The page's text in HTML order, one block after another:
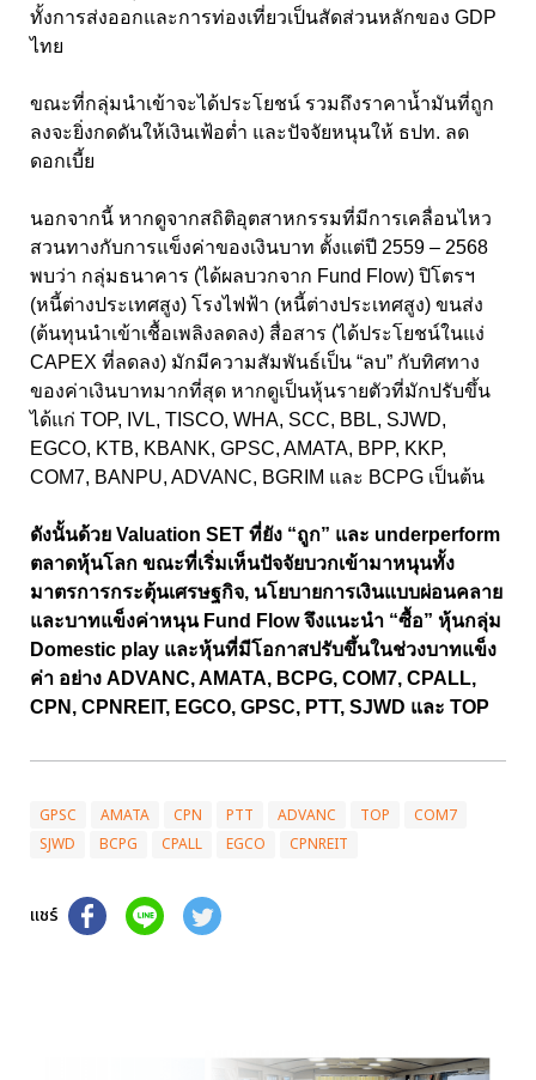
ทั้งการส่งออกและการท่องเที่ยวเป็นสัดส่วนหลักของ GDP
ไทย
ขณะที่กลุ่มนำเข้าจะได้ประโยชน์ รวมถึงราคาน้ำมันที่ถูก
ลงจะยิ่งกดดันให้เงินเฟ้อตํ่า และปัจจัยหนุนให้ ธปท. ลด
ดอกเบี้ย
นอกจากนี้ หากดูจากสถิติอุตสาหกรรมที่มีการเคลื่อนไหว
สวนทางกับการแข็งค่าของเงินบาท ตั้งแต่ปี 2559 – 2568
พบว่า กลุ่มธนาคาร (ได้ผลบวกจาก Fund Flow) ปิโตรฯ
(หนี้ต่างประเทศสูง) โรงไฟฟ้า (หนี้ต่างประเทศสูง) ขนส่ง
(ต้นทุนนำเข้าเชื้อเพลิงลดลง) สื่อสาร (ได้ประโยชน์ในแง่
CAPEX ที่ลดลง) มักมีความสัมพันธ์เป็น “ลบ” กับทิศทาง
ของค่าเงินบาทมากที่สุด หากดูเป็นหุ้นรายตัวที่มักปรับขึ้น
ได้แก่ TOP, IVL, TISCO, WHA, SCC, BBL, SJWD,
EGCO, KTB, KBANK, GPSC, AMATA, BPP, KKP,
COM7, BANPU, ADVANC, BGRIM และ BCPG เป็นต้น
ดังนั้นด้วย Valuation SET ที่ยัง “ถูก” และ underperform
ตลาดหุ้นโลก ขณะที่เริ่มเห็นปัจจัยบวกเข้ามาหนุนทั้ง
มาตรการกระตุ้นเศรษฐกิจ, นโยบายการเงินแบบผ่อนคลาย
และบาทแข็งค่าหนุน Fund Flow จึงแนะนำ “ซื้อ” หุ้นกลุ่ม
Domestic play และหุ้นที่มีโอกาสปรับขึ้นในช่วงบาทแข็ง
ค่า อย่าง ADVANC, AMATA, BCPG, COM7, CPALL,
CPN, CPNREIT, EGCO, GPSC, PTT, SJWD และ TOP
GPSC AMATA CPN PTT ADVANC TOP
COM7
SJWD
BCPG CPALL EGCO CPNREIT
แชร์